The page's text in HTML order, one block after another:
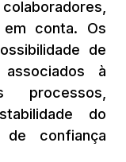
conta. Os
de
à
processos,
do
confiança